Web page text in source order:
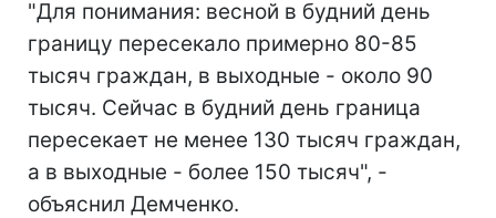
"Для понимания: весной в будний день
границу пересекало примерно 80-85
тысяч граждан, в выходные - около 90
тысяч. Сейчас в будний день граница
пересекает не менее 130 тысяч граждан,
а в выходные - более 150 тысяч", -
объяснил Демченко.